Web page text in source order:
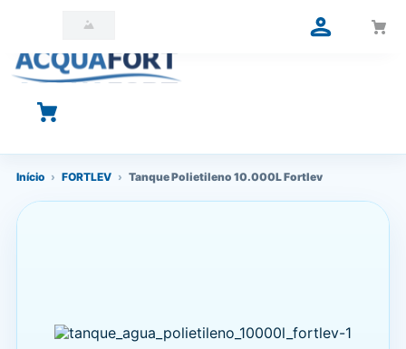
O que você está procurando?
Início › FORTLEV › Tanque Polietileno 10.000L Fortlev